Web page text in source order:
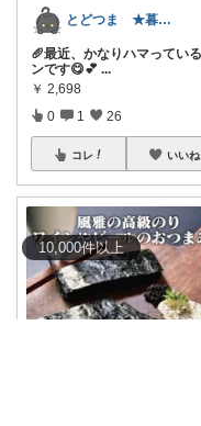
10,000件以上
とどつま ★暮らしに安心と少しの発見を★
🥖最近、かなりハマってい
ンです😋💕 ...
￥ 2,698
0 1 26
コレ いいね